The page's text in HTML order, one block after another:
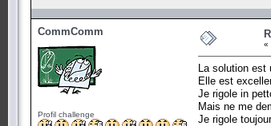
CommComm
Profil challenge
«
La solution
Elle est
Je rigole in
Mais ne me
Je rigole